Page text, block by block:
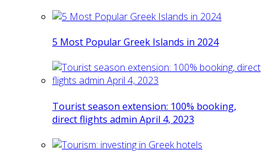
5 Most Popular Greek Islands in 2024
Tourist season extension: 100% booking,
direct flights admin April 4, 2023